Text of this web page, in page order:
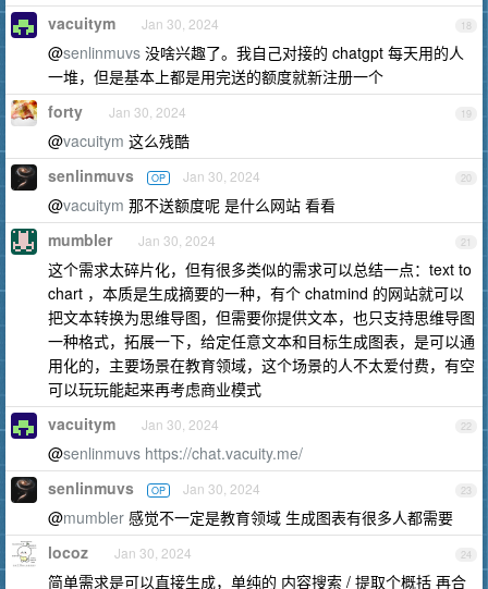
18
vacuitym Jan 30, 2024
@senlinmuvs 没啥兴趣了。我自己对接的 chatgpt 每天用的人
一堆，但是基本上都是用完送的额度就新注册一个
19
forty Jan 30, 2024
@vacuitym 这么残酷
20
senlinmuvs OP Jan 30, 2024
@vacuitym 那不送额度呢 是什么网站 看看
21
mumbler Jan 30, 2024
这个需求太碎片化，但有很多类似的需求可以总结一点：text to
chart ，本质是生成摘要的一种，有个 chatmind 的网站就可以
把文本转换为思维导图，但需要你提供文本，也只支持思维导图
一种格式，拓展一下，给定任意文本和目标生成图表，是可以通
用化的，主要场景在教育领域，这个场景的人不太爱付费，有空
可以玩玩能起来再考虑商业模式
22
vacuitym Jan 30, 2024
@senlinmuvs https://chat.vacuity.me/
23
senlinmuvs OP Jan 30, 2024
@mumbler 感觉不一定是教育领域 生成图表有很多人都需要
24
locoz Jan 30, 2024
简单需求是可以直接生成，单纯的 内容搜索 / 提取个概括 再合